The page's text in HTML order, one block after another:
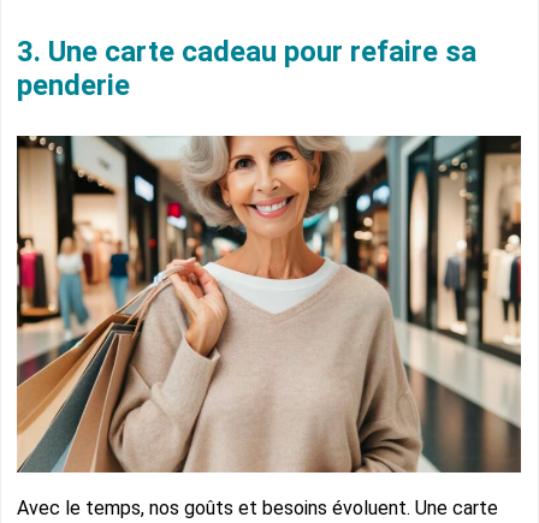
3. Une carte cadeau pour refaire sa
penderie
Avec le temps, nos goûts et besoins évoluent. Une carte